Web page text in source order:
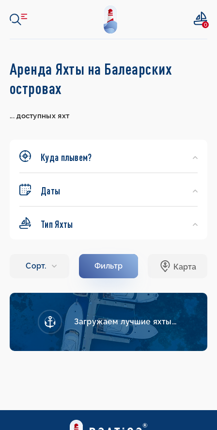
0
Search
Yachts
Аренда Яхты на Балеарских
островах
...доступных яхт
Куда плывем?
Даты
Тип Яхты
Загружаем лучшие яхты...